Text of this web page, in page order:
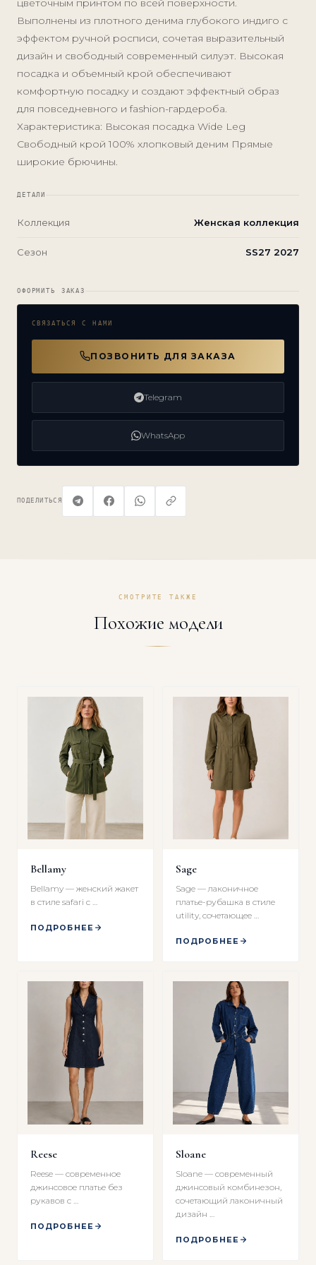
цветочным принтом по всей поверхности.
Выполнены из плотного денима глубокого индиго с
эффектом ручной росписи, сочетая выразительный
дизайн и свободный современный силуэт. Высокая
посадка и объемный крой обеспечивают
комфортную посадку и создают эффектный образ
для повседневного и fashion-гардероба.
Характеристика: Высокая посадка Wide Leg
Свободный крой 100% хлопковый деним Прямые
широкие брючины.
ДЕТАЛИ
Коллекция Женская коллекция
Сезон SS27 2027
ОФОРМИТЬ ЗАКАЗ
СВЯЗАТЬСЯ С НАМИ
ПОЗВОНИТЬ ДЛЯ ЗАКАЗА
Telegram
WhatsApp
ПОДЕЛИТЬСЯ
СМОТРИТЕ ТАКЖЕ
Похожие модели
Bellamy
Bellamy — женский жакет
в стиле safari с …
ПОДРОБНЕЕ
Sage
Sage — лаконичное
платье-рубашка в стиле
utility, сочетающее …
ПОДРОБНЕЕ
Reese
Reese — современное
джинсовое платье без
рукавов с …
ПОДРОБНЕЕ
Sloane
Sloane — современный
джинсовый комбинезон,
сочетающий лаконичный
дизайн …
ПОДРОБНЕЕ